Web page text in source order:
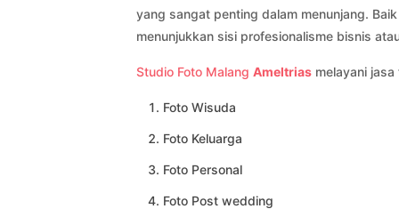
yang sangat penting dalam menunjang.
menunjukkan sisi profesionalisme bisnis
Studio Foto Malang Ameltriasmelayani jasa
Foto Wisuda
Foto Keluarga
Foto Personal
Foto Post wedding